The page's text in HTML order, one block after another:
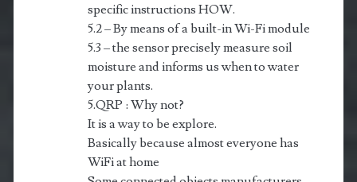
specific instructions HOW.
5.2 – By means of a built-in Wi-Fi module
5.3 – the sensor precisely measure soil
moisture and informs us when to water
your plants.
5.QRP : Why not?
It is a way to be explore.
Basically because almost everyone has
WiFi at home